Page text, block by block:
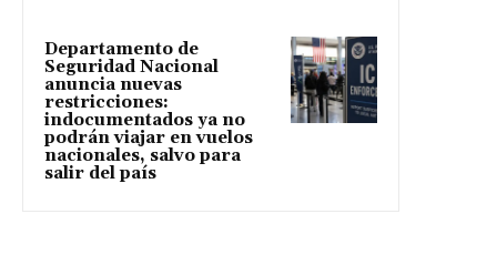
Departamento de
Seguridad Nacional
anuncia nuevas
restricciones:
indocumentados ya no
podrán viajar en vuelos
nacionales, salvo para
salir del país